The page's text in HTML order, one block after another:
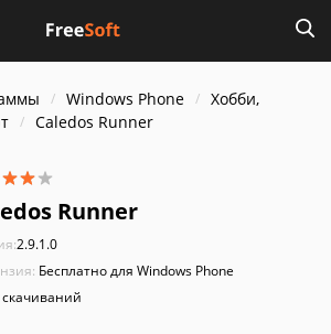
Windows Phone
Хобби,
Caledos Runner
Runner
2.9.1.0
Бесплатно для Windows Phone